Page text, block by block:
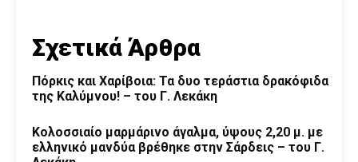
Σχετικά Άρθρα
Πόρκις και Χαρίβοια: Τα δυο τεράστια δρακόφιδα
της Καλύμνου! – του Γ. Λεκάκη
Κολοσσιαίο μαρμάρινο άγαλμα, ύψους 2,20 μ. με
ελληνικό μανδύα βρέθηκε στην Σάρδεις – του Γ.